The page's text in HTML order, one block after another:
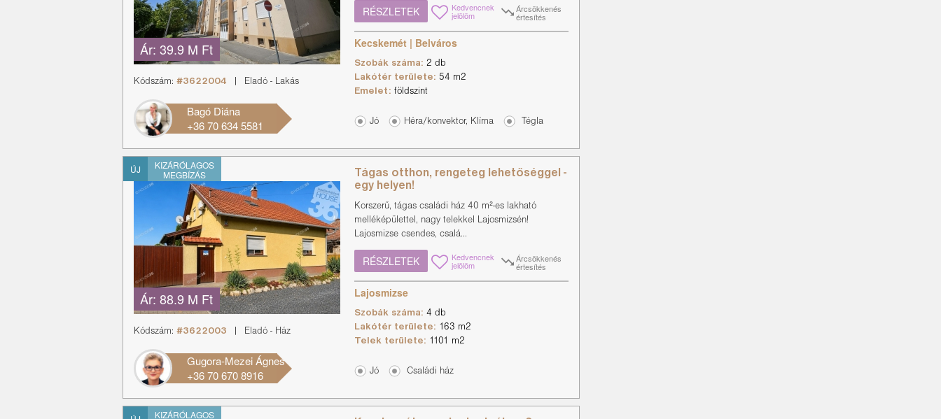
Ár: 39.9 M Ft
Kódszám: #3622004 Eladó - Lakás
Bagó Diána
+36 70 634 5581
RÉSZLETEK Kedvencnek
jelölöm
Árcsökkenés
értesítés
Kecskemét | Belváros
Szobák száma: 2 db
Lakótér területe:54 m2
Emelet:földszint
Jó Héra/konvektor, Klíma Tégla
ÚJ
KIZÁRÓLAGOS
MEGBÍZÁS
Ár: 88.9 M Ft
Kódszám: #3622003 Eladó - Ház
Gugora-Mezei Ágnes
+36 70 670 8916
Tágas otthon, rengeteg lehetőséggel -
egy helyen!
Korszerű, tágas családi ház 40 m²-es lakható
melléképülettel, nagy telekkel Lajosmizsén!
Lajosmizse csendes, csalá...
RÉSZLETEK Kedvencnek
jelölöm
Árcsökkenés
értesítés
Lajosmizse
Szobák száma:4 db
Lakótér területe: 163 m2
Telek területe: 1101 m2
Jó Családi ház
KIZÁRÓLAGOS